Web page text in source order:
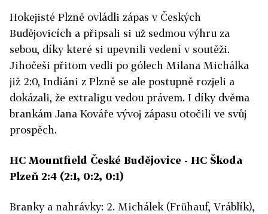
Hokejisté Plzně ovládli zápas v Českých
Budějovicích a připsali si už sedmou výhru za
sebou, díky které si upevnili vedení v soutěži.
Jihočeši přitom vedli po gólech Milana Michálka
již 2:0, Indiáni z Plzně se ale postupně rozjeli a
dokázali, že extraligu vedou právem. I díky dvěma
brankám Jana Kováře vývoj zápasu otočili ve svůj
prospěch.
HC Mountfield České Budějovice - HC Škoda
Plzeň 2:4 (2:1, 0:2, 0:1)
Branky a nahrávky: 2. Michálek (Frühauf, Vráblík),